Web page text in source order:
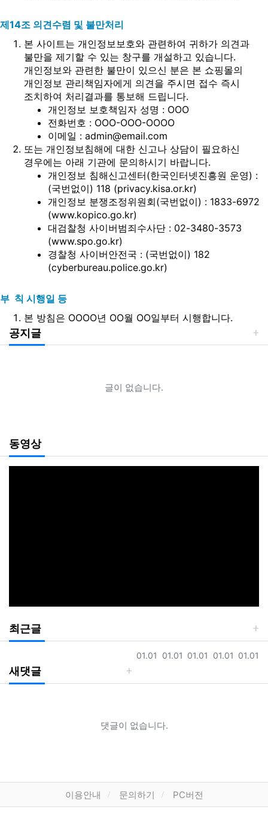
제14조 의견수렴 및 불만처리
본 사이트는 개인정보보호와 관련하여 귀하가 의견과
불만을 제기할 수 있는 창구를 개설하고 있습니다.
개인정보와 관련한 불만이 있으신 분은 본 쇼핑몰의
개인정보 관리책임자에게 의견을 주시면 접수 즉시
조치하여 처리결과를 통보해 드립니다.
개인정보 보호책임자 성명 : OOO
전화번호 : OOO-OOO-OOOO
이메일 : admin@email.com
또는 개인정보침해에 대한 신고나 상담이 필요하신
경우에는 아래 기관에 문의하시기 바랍니다.
개인정보 침해신고센터(한국인터넷진흥원 운영) :
(국번없이) 118 (privacy.kisa.or.kr)
개인정보 분쟁조정위원회(국번없이) : 1833-6972
(www.kopico.go.kr)
대검찰청 사이버범죄수사단 : 02-3480-3573
(www.spo.go.kr)
경찰청 사이버안전국 : (국번없이) 182
(cyberbureau.police.go.kr)
부 칙 시행일 등
본 방침은 OOOO년 OO월 OO일부터 시행합니다.
공지글
글이 없습니다.
동영상
최근글
등록일
01.01
등록일
01.01
등록일
01.01
등록일
01.01
등록일
01.01
새댓글
댓글이 없습니다.
하단 네비이용안내 문의하기 PC버전